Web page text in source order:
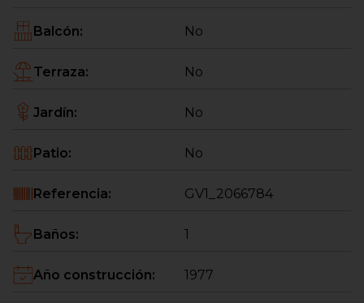
Balcón: No
Terraza: No
Jardín: No
Patio: No
Referencia: GV1_2066784
Baños: 1
Año construcción: 1977